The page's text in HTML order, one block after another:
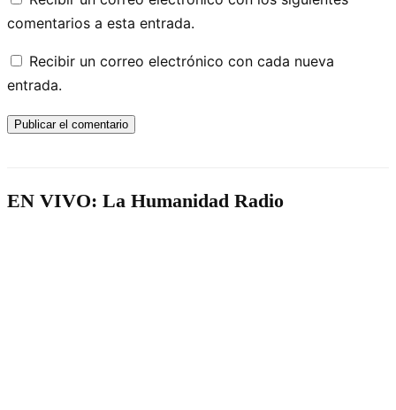
comentarios a esta entrada.
Recibir un correo electrónico con cada nueva
entrada.
EN VIVO: La Humanidad Radio